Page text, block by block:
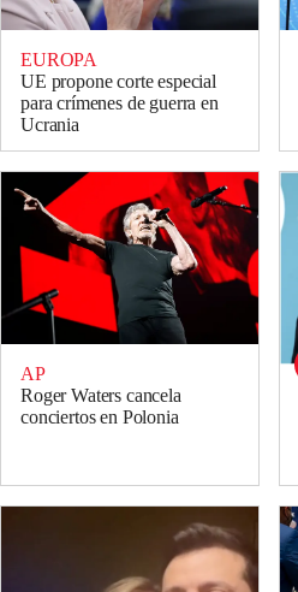
EUROPA
UE propone corte especial
para crímenes de guerra en
Ucrania
AP
Roger Waters cancela
conciertos en Polonia